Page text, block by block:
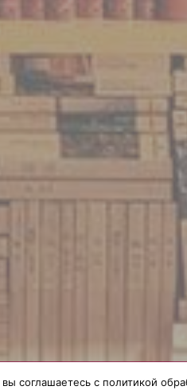
соглашаетесь с политикой